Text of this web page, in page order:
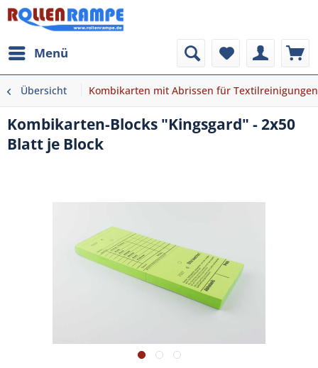
Menü
Übersicht Kombikarten mit Abrissen für Textilreinigungen
Kombikarten-Blocks "Kingsgard" - 2x50
Blatt je Block